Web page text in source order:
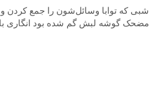
شبی که توابا وسائل‌شون را جمع کردن و
مضحک گوشه لبش گم شده بود انگاری با